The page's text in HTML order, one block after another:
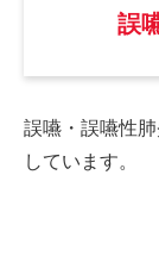
誤
誤嚥・誤嚥性
しています。